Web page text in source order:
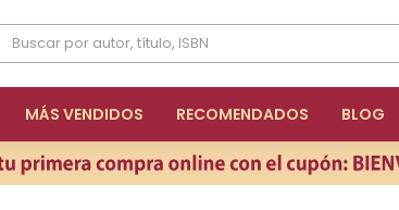
MÁS VENDIDOS RECOMENDADOS BLOG